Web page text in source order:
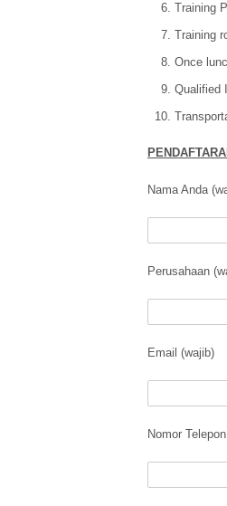
Training
Training
Once
Qualified
Nama Anda
Perusahaan
Email (wajib)
Nomor